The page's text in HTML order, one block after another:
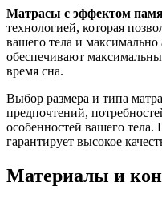
Матрасы с эффектом
технологией, которая
вашего тела и
обеспечивают
время сна.
Выбор размера и типа
предпочтений,
особенностей вашего
гарантирует высокое
Материалы и